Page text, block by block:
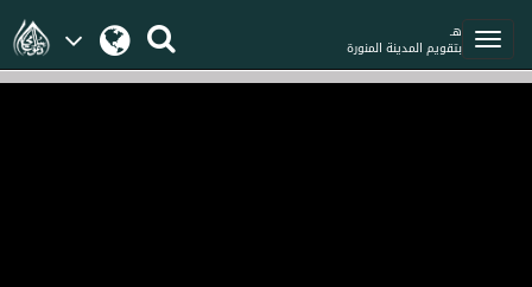
هـ
بتقويم المدينة المنورة